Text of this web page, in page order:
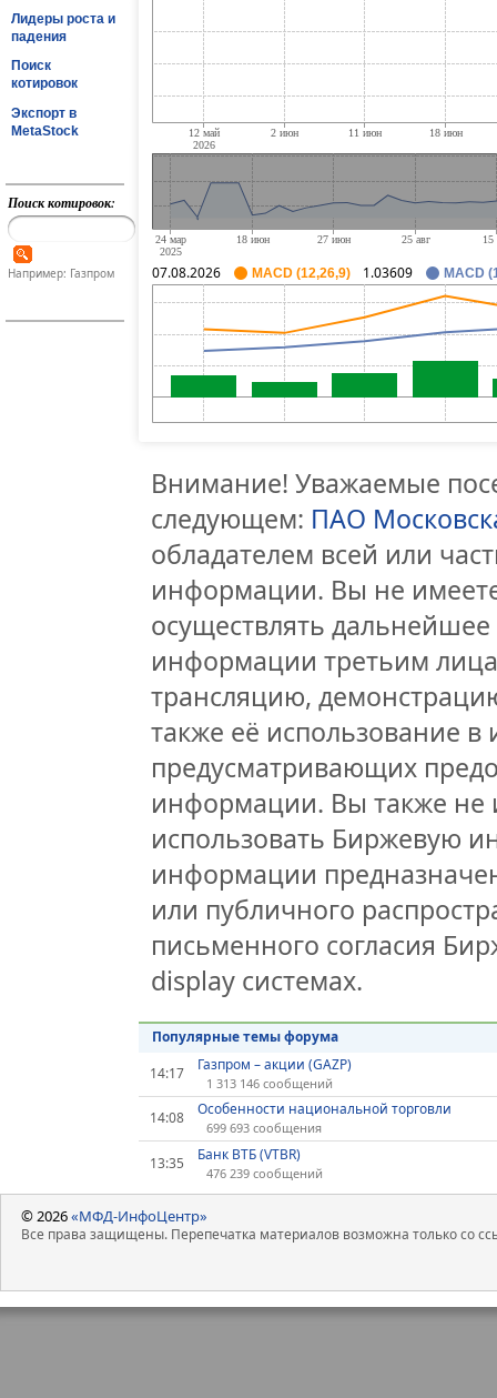
Лидеры роста и
падения
Поиск
котировок
Экспорт в
MetaStock
Поиск котировок:
Например: Газпром 07.08.2026 MACD (12,26,9) 1.03609 MACD
Внимание! Уважаемые
следующем: ПАО
обладателем всей или
информации. Вы не
осуществлять
информации третьим
трансляцию,
также её использование
предусматривающих
информации. Вы также не
использовать Биржевую
информации
или публичного
письменного согласия
display системах.
Популярные темы форума
14:17
Газпром – акции (GAZP)
1 313 146 сообщений
14:08 Особенности национальной торговли
699 693 сообщения
13:35 Банк ВТБ (VTBR)
476 239 сообщений
© 2026«МФД-ИнфоЦентр»
Все права защищены. Перепечатка материалов возможна только со